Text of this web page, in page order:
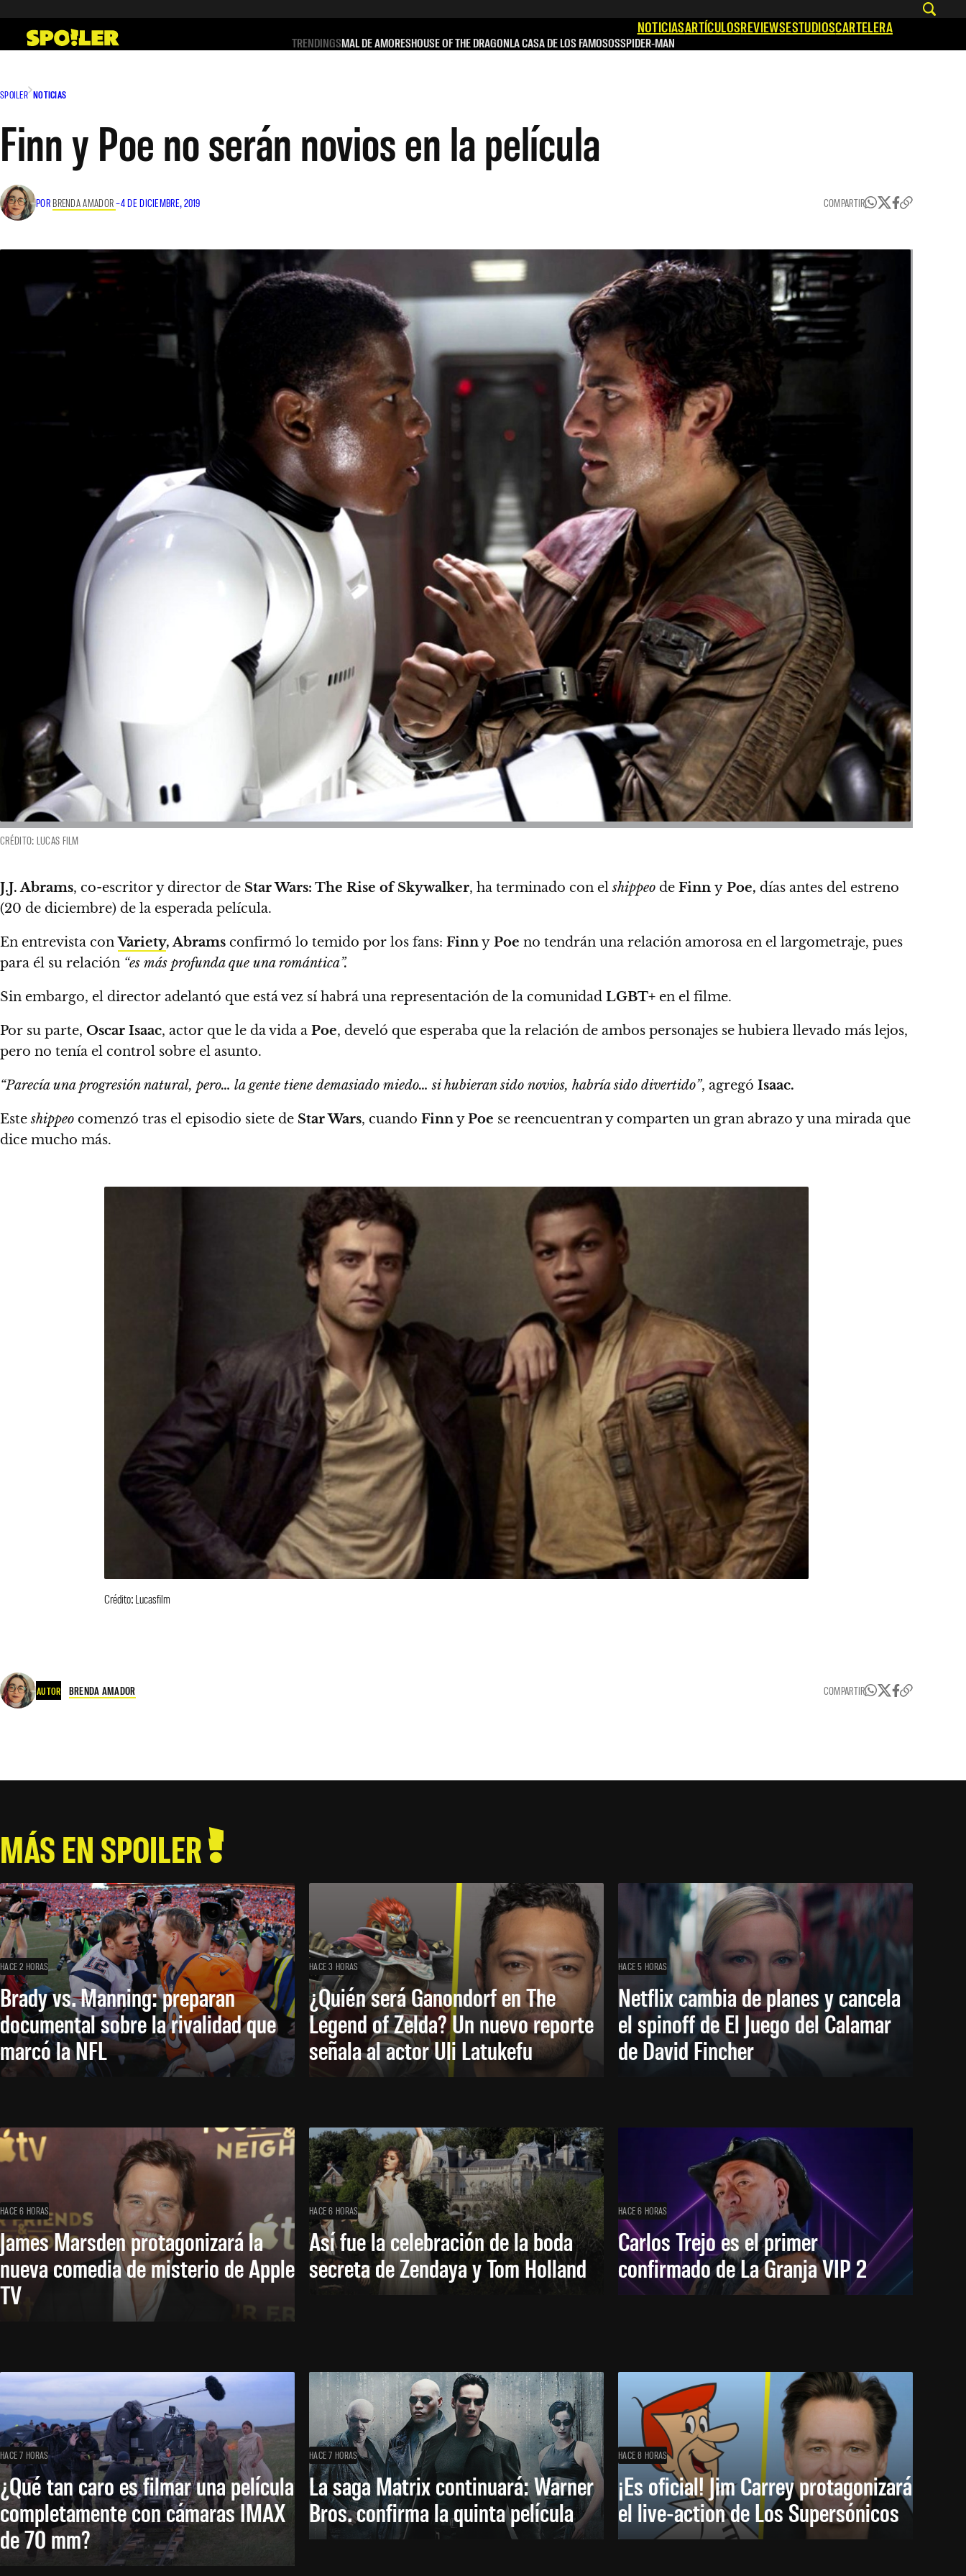
contenido
NOTICIASARTÍCULOSREVIEWSESTUDIOSCARTELERA
TRENDINGSMAL DE AMORESHOUSE OF THE DRAGONLA CASA DE LOS FAMOSOSSPIDER-MAN
SPOILER NOTICIAS
Finn y Poe no serán novios en la película
POR BRENDA AMADOR–4 DE DICIEMBRE, 2019 COMPARTIR
CRÉDITO: LUCAS FILM
J.J. Abrams, co-escritor y director de Star Wars: The Rise of Skywalker, ha terminado con elshippeo de Finn y Poe, días antes del estreno
(20 de diciembre) de la esperada película.
En entrevista conVariety, Abrams confirmó lo temido por los fans: Finny Poe no tendrán una relación amorosa en el largometraje, pues
para él su relación “es más profunda que una romántica”.
Sin embargo, el director adelantó que está vez sí habrá una representación de la comunidad LGBT+ en el filme.
Por su parte, Oscar Isaac, actor que le da vida a Poe, develó que esperaba que la relación de ambos personajes se hubiera llevado más lejos,
pero no tenía el control sobre el asunto.
“Parecía una progresión natural, pero… la gente tiene demasiado miedo… si hubieran sido novios, habría sido divertido”, agregó Isaac.
Esteshippeo comenzó tras el episodio siete de Star Wars, cuando FinnyPoe se reencuentran y comparten un gran abrazo y una mirada que
dice mucho más.
Crédito: Lucasfilm
AUTOR BRENDA AMADOR COMPARTIR
MÁS EN SPOILER
HACE 2 HORAS
Brady vs. Manning: preparan
documental sobre la rivalidad que
marcó la NFL
HACE 3 HORAS
¿Quién será Ganondorf en The
Legend of Zelda? Un nuevo reporte
señala al actor Uli Latukefu
HACE 5 HORAS
Netflix cambia de planes y cancela
el spinoff de El Juego del Calamar
de David Fincher
HACE 6 HORAS
James Marsden protagonizará la
nueva comedia de misterio de Apple
TV
HACE 6 HORAS
Así fue la celebración de la boda
secreta de Zendaya y Tom Holland
HACE 6 HORAS
Carlos Trejo es el primer
confirmado de La Granja VIP 2
HACE 7 HORAS
¿Qué tan caro es filmar una película
completamente con cámaras IMAX
de 70 mm?
HACE 7 HORAS
La saga Matrix continuará: Warner
Bros. confirma la quinta película
HACE 8 HORAS
¡Es oficial! Jim Carrey protagonizará
el live-action de Los Supersónicos